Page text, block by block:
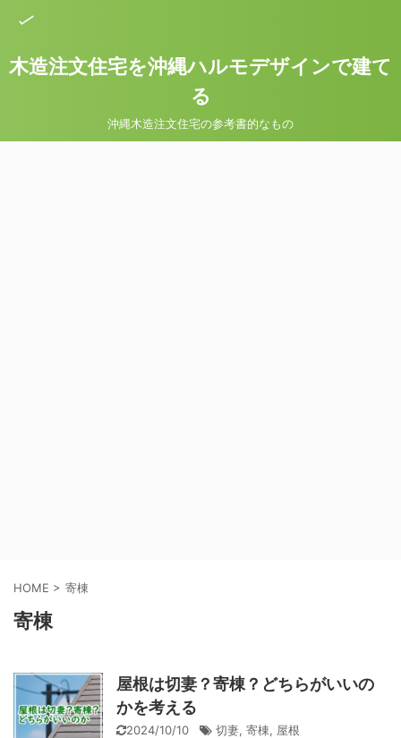
木造注文住宅を沖縄ハルモデザインで建て
る
沖縄木造注文住宅の参考書的なもの
HOME > 寄棟
寄棟
屋根は切妻？寄棟？どちらがいいの
かを考える
2024/10/10 切妻, 寄棟, 屋根